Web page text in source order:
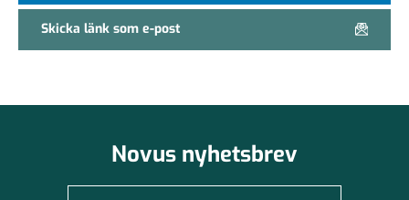
Skicka länk som e-post
Novus nyhetsbrev